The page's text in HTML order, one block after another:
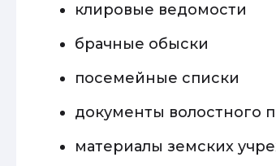
клировые ведомости
брачные обыски
посемейные списки
документы волостного
материалы земских